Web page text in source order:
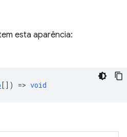
esta aparência:
[]) => void